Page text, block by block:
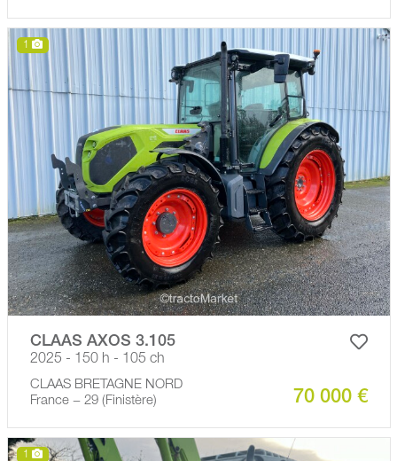
1
CLAAS AXOS 3.105
2025 - 150 h - 105 ch
CLAAS BRETAGNE NORD
France − 29 (Finistère)
70 000 €
1